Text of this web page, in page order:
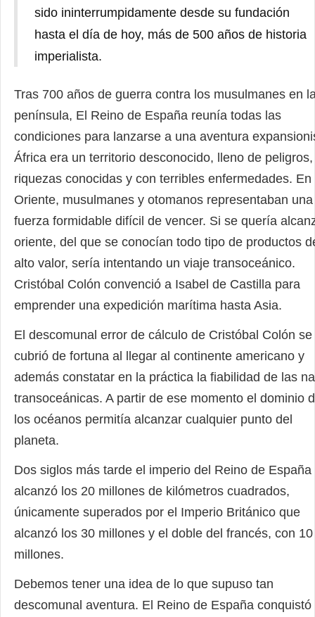
sido ininterrumpidamente desde su fundación
hasta el día de hoy, más de 500 años de historia
imperialista.
Tras 700 años de guerra contra los musulmanes en
península, El Reino de España reunía todas las
condiciones para lanzarse a una aventura
África era un territorio desconocido, lleno de
riquezas conocidas y con terribles enfermedades. En
Oriente, musulmanes y otomanos representaban una
fuerza formidable difícil de vencer. Si se quería
oriente, del que se conocían todo tipo de productos
alto valor, sería intentando un viaje transoceánico.
Cristóbal Colón convenció a Isabel de Castilla para
emprender una expedición marítima hasta Asia.
El descomunal error de cálculo de Cristóbal Colón se
cubrió de fortuna al llegar al continente americano y
además constatar en la práctica la fiabilidad de las
transoceánicas. A partir de ese momento el dominio
los océanos permitía alcanzar cualquier punto del
planeta.
Dos siglos más tarde el imperio del Reino de España
alcanzó los 20 millones de kilómetros cuadrados,
únicamente superados por el Imperio Británico que
alcanzó los 30 millones y el doble del francés, con 10
millones.
Debemos tener una idea de lo que supuso tan
descomunal aventura. El Reino de España conquistó